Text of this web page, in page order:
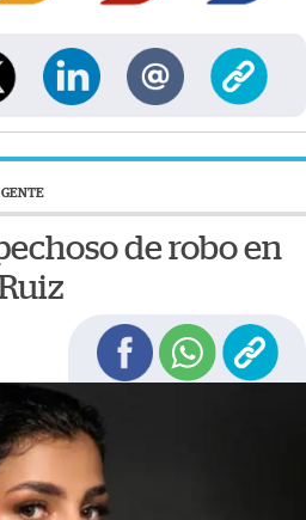
GENTE
de robo en